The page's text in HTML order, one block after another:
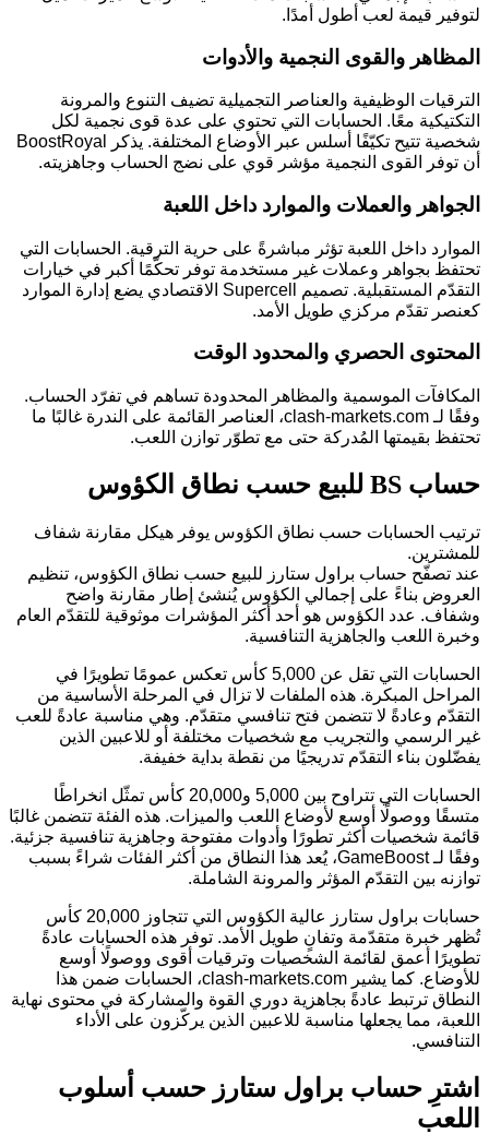
لتوفير قيمة لعب أطول أمدًا.
المظاهر والقوى النجمية والأدوات
الترقيات الوظيفية والعناصر التجميلية تضيف التنوع والمرونة
التكتيكية معًا. الحسابات التي تحتوي على عدة قوى نجمية لكل
شخصية تتيح تكيّفًا أسلس عبر الأوضاع المختلفة. يذكر BoostRoyal
أن توفر القوى النجمية مؤشر قوي على نضج الحساب وجاهزيته.
الجواهر والعملات والموارد داخل اللعبة
الموارد داخل اللعبة تؤثر مباشرةً على حرية الترقية. الحسابات التي
تحتفظ بجواهر وعملات غير مستخدمة توفر تحكّمًا أكبر في خيارات
التقدّم المستقبلية. تصميم Supercell الاقتصادي يضع إدارة الموارد
كعنصر تقدّم مركزي طويل الأمد.
المحتوى الحصري والمحدود الوقت
المكافآت الموسمية والمظاهر المحدودة تساهم في تفرّد الحساب.
وفقًا لـ clash-markets.com، العناصر القائمة على الندرة غالبًا ما
تحتفظ بقيمتها المُدركة حتى مع تطوّر توازن اللعب.
حساب BS للبيع حسب نطاق الكؤوس
ترتيب الحسابات حسب نطاق الكؤوس يوفر هيكل مقارنة شفاف
للمشترين.
عند تصفّح حساب براول ستارز للبيع حسب نطاق الكؤوس، تنظيم
العروض بناءً على إجمالي الكؤوس يُنشئ إطار مقارنة واضح
وشفاف. عدد الكؤوس هو أحد أكثر المؤشرات موثوقية للتقدّم العام
وخبرة اللعب والجاهزية التنافسية.
الحسابات التي تقل عن 5,000 كأس تعكس عمومًا تطويرًا في
المراحل المبكرة. هذه الملفات لا تزال في المرحلة الأساسية من
التقدّم وعادةً لا تتضمن فتح تنافسي متقدّم. وهي مناسبة عادةً للعب
غير الرسمي والتجريب مع شخصيات مختلفة أو للاعبين الذين
يفضّلون بناء التقدّم تدريجيًا من نقطة بداية خفيفة.
الحسابات التي تتراوح بين 5,000 و20,000 كأس تمثّل انخراطًا
متسقًا ووصولًا أوسع لأوضاع اللعب والميزات. هذه الفئة تتضمن غالبًا
قائمة شخصيات أكثر تطورًا وأدوات مفتوحة وجاهزية تنافسية جزئية.
وفقًا لـ GameBoost، يُعد هذا النطاق من أكثر الفئات شراءً بسبب
توازنه بين التقدّم المؤثر والمرونة الشاملة.
حسابات براول ستارز عالية الكؤوس التي تتجاوز 20,000 كأس
تُظهر خبرة متقدّمة وتفانٍ طويل الأمد. توفر هذه الحسابات عادةً
تطويرًا أعمق لقائمة الشخصيات وترقيات أقوى ووصولًا أوسع
للأوضاع. كما يشير clash-markets.com، الحسابات ضمن هذا
النطاق ترتبط عادةً بجاهزية دوري القوة والمشاركة في محتوى نهاية
اللعبة، مما يجعلها مناسبة للاعبين الذين يركّزون على الأداء
التنافسي.
اشترِ حساب براول ستارز حسب أسلوب
اللعب